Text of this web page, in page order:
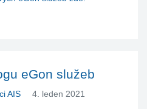
eGon služeb
AIS 4. leden 2021